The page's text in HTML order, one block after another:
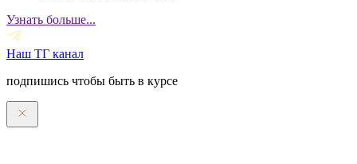
Узнать больше...
Наш ТГ канал
подпишись чтобы быть в курсе